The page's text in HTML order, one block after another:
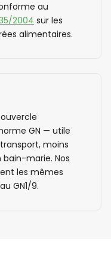
au
2004 sur les
alimentaires.
GN — utile
moins
bain-marie. Nos
les mêmes
GN1/9.